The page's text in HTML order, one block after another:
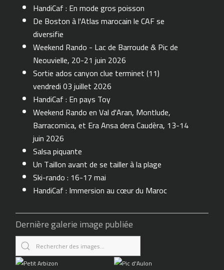
HandiCaf : En mode gros poisson
De Boston à l'Atlas marocain le CAF se
diversifie
Weekend Rando - Lac de Barroude & Pic de
Neouvielle, 20-21 juin 2026
Sortie ados canyon clue terminet (11)
vendredi 03 juillet 2026
HandiCaf : En pays Toy
Weekend Rando en Val d'Aran, Montlude,
Barracomica, et Era Ansa dera Caudèra, 13-14
juin 2026
Salsa piquante
Un Taillon avant de se tailler à la plage
Ski-rando : 16-17 mai
HandiCaf : Immersion au cœur du Maroc
Dernière galerie image publiée